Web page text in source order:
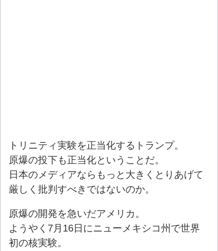
トリニティ実験を正当化するトランプ。
原爆の投下も正当化ということだ。
日本のメディアならもっと大きくとりあげて
厳しく批判すべきではないのか。
原爆の開発を急いだアメリカ。
ようやく7月16日にニューメキシコ州で世界
初の核実験。